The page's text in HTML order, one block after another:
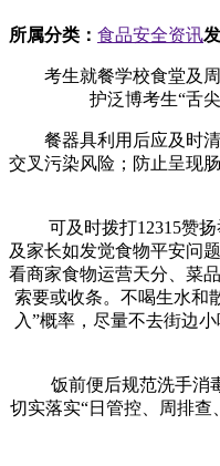
所属分类： 食品安全资讯
考生就餐学校食堂及周
护泛博考生“舌
餐器具利用后应及时清
交叉污染风险；防止呈现
可及时拨打12315赞扬
及家长如发觉食物平安问
看商家食物运营天分、菜
索要或收条。不喝生水和
入”概率，尽量不去街边
饭前便后规范洗手消毒
切实落实“日管控、周排